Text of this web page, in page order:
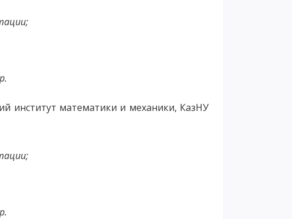
институт математики и механики, КазНУ